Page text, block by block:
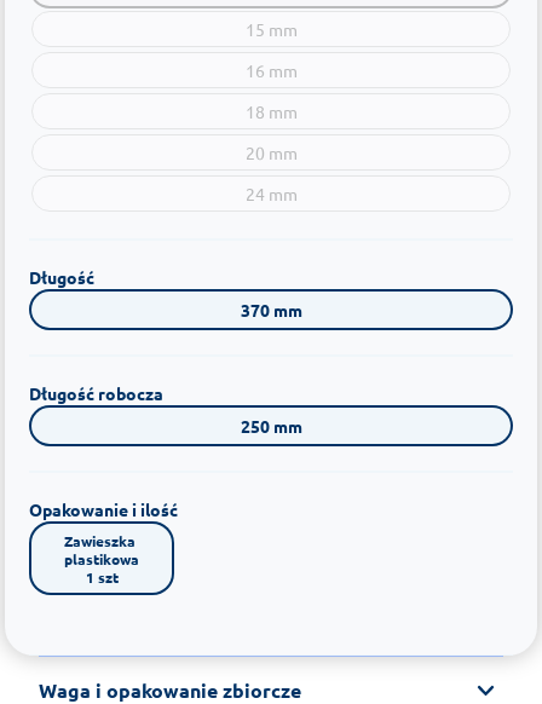
15 mm
16 mm
18 mm
20 mm
24 mm
Długość
370 mm
Długość robocza
250 mm
Opakowanie i ilość
Zawieszka
plastikowa
1 szt
Waga i opakowanie zbiorcze